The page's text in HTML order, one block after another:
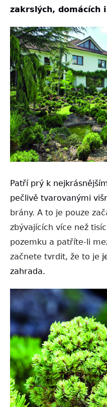
zakrslých, domácích
Patří prý k
pečlivě tvarovanými
brány. A to je pouze
zbývajících více než
pozemku a patříte-li
začnete tvrdit, že to je
zahrada.